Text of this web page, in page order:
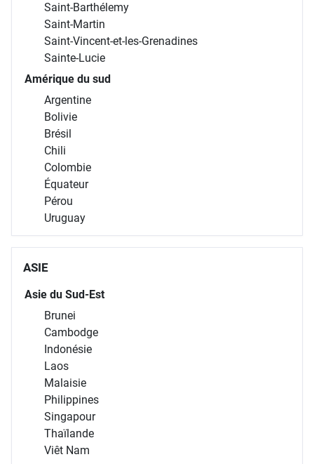
Saint-Barthélemy
Saint-Martin
Saint-Vincent-et-les-Grenadines
Sainte-Lucie
Amérique du sud
Argentine
Bolivie
Brésil
Chili
Colombie
Équateur
Pérou
Uruguay
ASIE
Asie du Sud-Est
Brunei
Cambodge
Indonésie
Laos
Malaisie
Philippines
Singapour
Thaïlande
Viêt Nam